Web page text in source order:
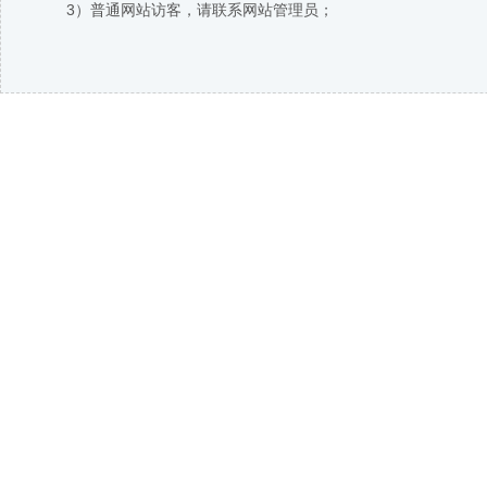
3）普通网站访客，请联系网站管理员；